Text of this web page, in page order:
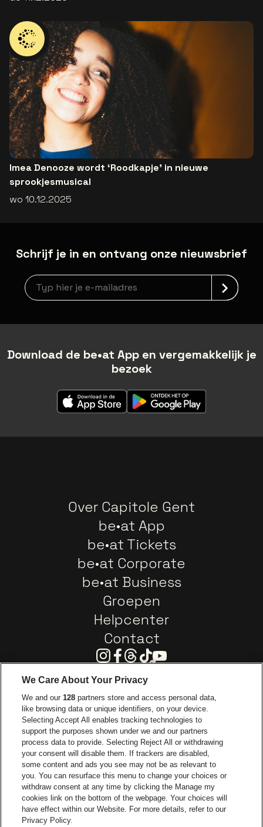
Imea Denooze wordt ‘Roodkapje’ in nieuwe
sprookjesmusical
wo 10.12.2025
Schrijf je in en ontvang onze nieuwsbrief
Nieuwsbrief aanmelding
Download de be•at App en vergemakkelijk je
bezoek
Over Capitole Gent
be•at App
be•at Tickets
be•at Corporate
be•at Business
Groepen
Helpcenter
Contact
Instagram
Facebook
Threads
TiktokYoutube
Ga naar de website van Europcar
Ga naar de
Ga naar de website van Coca-Cola
Ga naar de website van
Ga naar
Ga naar de website van Champagne
Ga naar de website
Ga naar de website van Het logo van
Ga naar de website
Ga naar de
Ga naar
Capitole Gent is een deel van be•at
Capitole Gent
We Care About Your Privacy
We and our128 partners store and access personal data,
like browsing data or unique identifiers, on your device.
Selecting Accept All enables tracking technologies to
support the purposes shown under we and our partners
process data to provide. Selecting Reject All or withdrawing
your consent will disable them. If trackers are disabled,
some content and ads you see may not be as relevant to
you. You can resurface this menu to change your choices or
withdraw consent at any time by clicking the Manage my
cookies link on the bottom of the webpage. Your choices will
have effect within our Website. For more details, refer to our
Privacy Policy.